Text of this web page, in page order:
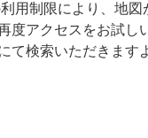
用制限により、地図
度アクセスをお試
て検索いただきます